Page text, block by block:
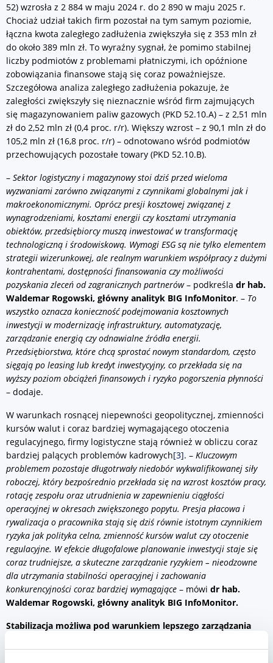
52) wzrosła z 2 884 w maju 2024 r. do 2 890 w maju 2025 r.
Chociaż udział takich firm pozostał na tym samym poziomie,
łączna kwota zaległego zadłużenia zwiększyła się z 353 mln zł
do około 389 mln zł. To wyraźny sygnał, że pomimo stabilnej
liczby podmiotów z problemami płatniczymi, ich opóźnione
zobowiązania finansowe stają się coraz poważniejsze.
Szczegółowa analiza zaległego zadłużenia pokazuje, że
zaległości zwiększyły się nieznacznie wśród firm zajmujących
się magazynowaniem paliw gazowych (PKD 52.10.A) – z 2,51 mln
zł do 2,52 mln zł (0,4 proc. r/r). Większy wzrost – z 90,1 mln zł do
105,2 mln zł (16,8 proc. r/r) – odnotowano wśród podmiotów
przechowujących pozostałe towary (PKD 52.10.B).
– Sektor logistyczny i magazynowy stoi dziś przed wieloma
wyzwaniami zarówno związanymi z czynnikami globalnymi jak i
makroekonomicznymi. Oprócz presji kosztowej związanej z
wynagrodzeniami, kosztami energii czy kosztami utrzymania
obiektów, przedsiębiorcy muszą inwestować w transformację
technologiczną i środowiskową. Wymogi ESG są nie tylko elementem
strategii wizerunkowej, ale realnym warunkiem współpracy z dużymi
kontrahentami, dostępności finansowania czy możliwości
pozyskania zleceń od zagranicznych partnerów– podkreśla dr hab.
Waldemar Rogowski, główny analityk BIG InfoMonitor. – To
wszystko oznacza konieczność podejmowania kosztownych
inwestycji w modernizację infrastruktury, automatyzację,
zarządzanie energią czy odnawialne źródła energii.
Przedsiębiorstwa, które chcą sprostać nowym standardom, często
sięgają po leasing lub kredyt inwestycyjny, co przekłada się na
wyższy poziom obciążeń finansowych i ryzyko pogorszenia płynności
– dodaje.
W warunkach rosnącej niepewności geopolitycznej, zmienności
kursów walut i coraz bardziej wymagającego otoczenia
regulacyjnego, firmy logistyczne stają również w obliczu coraz
bardziej palących problemów kadrowych[3]. – Kluczowym
problemem pozostaje długotrwały niedobór wykwalifikowanej siły
roboczej, który bezpośrednio przekłada się na wzrost kosztów pracy,
rotację zespołu oraz utrudnienia w zapewnieniu ciągłości
operacyjnej w okresach zwiększonego popytu. Presja płacowa i
rywalizacja o pracownika stają się dziś równie istotnym czynnikiem
ryzyka jak polityka celna, zmienność kursów walut czy otoczenie
regulacyjne. W efekcie długofalowe planowanie inwestycji staje się
coraz trudniejsze, a skuteczne zarządzanie ryzykiem – nieodzowne
dla utrzymania stabilności operacyjnej i zachowania
konkurencyjności coraz bardziej wymagające – mówi dr hab.
Waldemar Rogowski, główny analityk BIG InfoMonitor.
Stabilizacja możliwa pod warunkiem lepszego zarządzania